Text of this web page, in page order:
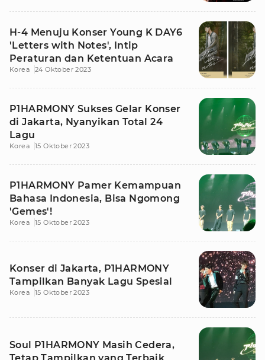
H-4 Menuju Konser Young K DAY6
'Letters with Notes', Intip
Peraturan dan Ketentuan Acara
Korea 24 Oktober 2023
P1HARMONY Sukses Gelar Konser
di Jakarta, Nyanyikan Total 24
Lagu
Korea 15 Oktober 2023
P1HARMONY Pamer Kemampuan
Bahasa Indonesia, Bisa Ngomong
'Gemes'!
Korea 15 Oktober 2023
Konser di Jakarta, P1HARMONY
Tampilkan Banyak Lagu Spesial
Korea 15 Oktober 2023
Soul P1HARMONY Masih Cedera,